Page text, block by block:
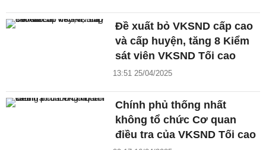
Đề xuất bỏ VKSND cấp cao
và cấp huyện, tăng 8 Kiểm
sát viên VKSND Tối cao
13:51 25/04/2025
Chính phủ thống nhất
không tổ chức Cơ quan
điều tra của VKSND Tối cao